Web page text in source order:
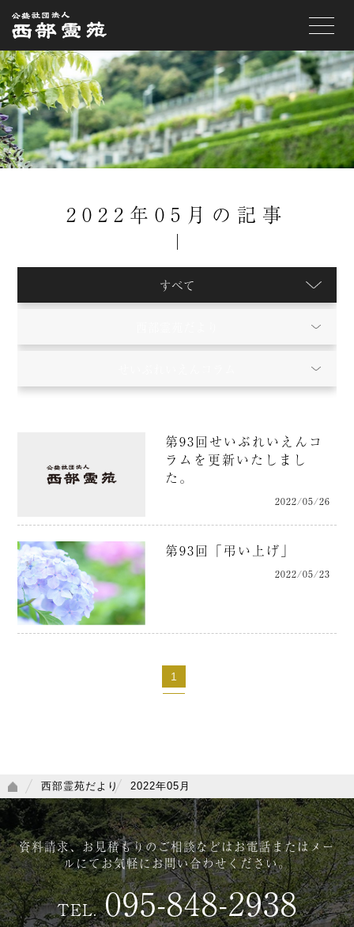
toggle
2022年05月の記事
すべて
第93回せいぶれいえんコ
ラムを更新いたしまし
た。
2022/05/26
第93回「弔い上げ」
2022/05/23
1
西部霊苑だより 2022年05月
資料請求、お見積もりのご相談などはお電話またはメー
ルにてお気軽にお問い合わせください。
TEL. 095-848-2938